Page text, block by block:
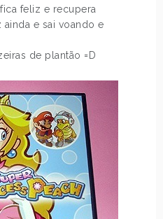
feliz e recupera
e sai voando e
de plantão =D